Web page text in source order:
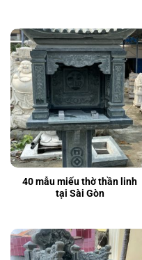
40 mẫu miếu thờ thần linh
tại Sài Gòn